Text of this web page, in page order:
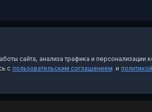
сайта, анализа трафика и персонализации
с пользовательским соглашением и политикой